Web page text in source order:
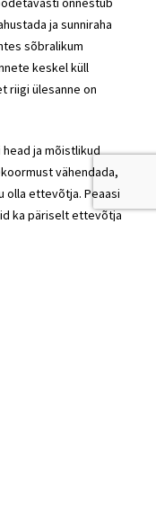
ja sunniraha
sõbralikum
keskel küll
riigi ülesanne on
head ja mõistlikud
vähendada,
olla ettevõtja. Peaasi
ka päriselt ettevõtja